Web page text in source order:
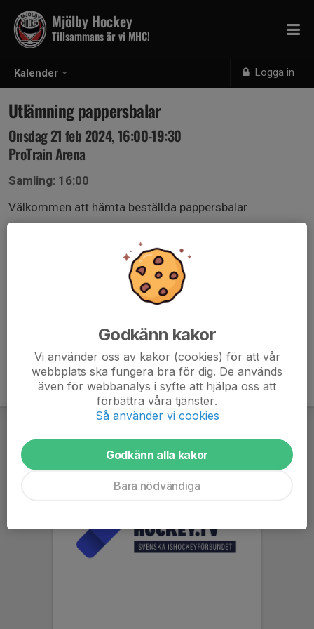
Kalender Logga in
Mjölby Hockey
Tillsammans är vi MHC!
Utlämning pappersbalar
Onsdag 21 feb 2024, 16:00-19:30
ProTrain Arena
Samling: 16:00
Välkommen att hämta beställda pappersbalar
Godkänn kakor
Vi använder oss av kakor (cookies) för att vår
webbplats ska fungera bra för dig. De används
även för webbanalys i syfte att hjälpa oss att
förbättra våra tjänster.
Så använder vi cookies
Godkänn alla kakor
Bara nödvändiga